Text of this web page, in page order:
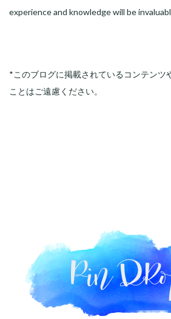
experience and knowledge will be
*このブログに掲載されているコンテンツ
ことはご遠慮ください。